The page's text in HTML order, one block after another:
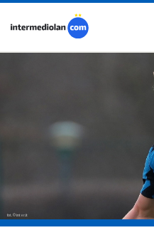
fot. © inter.it